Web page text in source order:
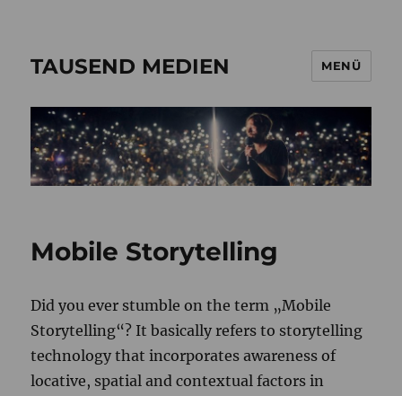
TAUSEND MEDIEN MENÜ
Mobile Storytelling
Did you ever stumble on the term „Mobile
Storytelling“? It basically refers to storytelling
technology that incorporates awareness of
locative, spatial and contextual factors in